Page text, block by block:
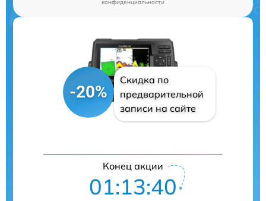
конфиденциальности
-20%
Скидка по
предварительной
записи на сайте
Конец акции
01:13:39